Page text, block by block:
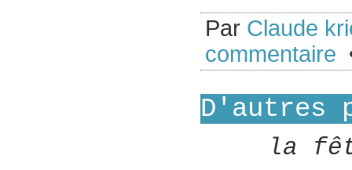
Par Claude
commentaire
D'autres
la